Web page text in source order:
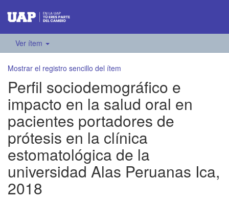
Ver ítem
Mostrar el registro sencillo del ítem
Perfil sociodemográfico e
impacto en la salud oral en
pacientes portadores de
prótesis en la clínica
estomatológica de la
universidad Alas Peruanas Ica,
2018